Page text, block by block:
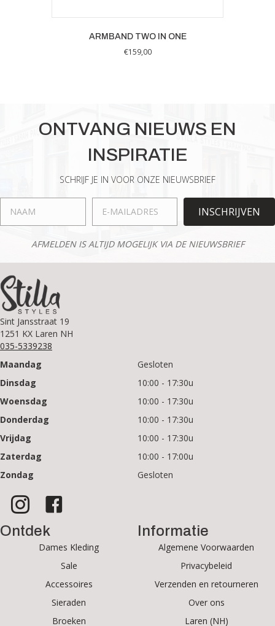
ARMBAND TWO IN ONE
€159,00
ONTVANG NIEUWS EN
INSPIRATIE
SCHRIJF JE IN VOOR ONZE NIEUWSBRIEF
INSCHRIJVEN
AFMELDEN IS ALTIJD MOGELIJK VIA DE NIEUWSBRIEF
Sint Jansstraat 19
1251 KX Laren NH
035-5339238
Maandag
Gesloten
Dinsdag
10:00 - 17:30u
Woensdag
10:00 - 17:30u
Donderdag
10:00 - 17:30u
Vrijdag
10:00 - 17:30u
Zaterdag
10:00 - 17:00u
Zondag
Gesloten
Ontdek
Dames Kleding
Sale
Accessoires
Sieraden
Broeken
Informatie
Algemene Voorwaarden
Privacybeleid
Verzenden en retourneren
Over ons
Laren (NH)